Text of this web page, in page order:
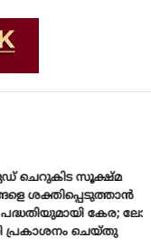
ചെറുകിട സൂക്ഷ്മ
ശക്തിപ്പെടുത്താന്‍
പദ്ധതിയുമായി കേര;
പ്രകാശനം ചെയ്തു